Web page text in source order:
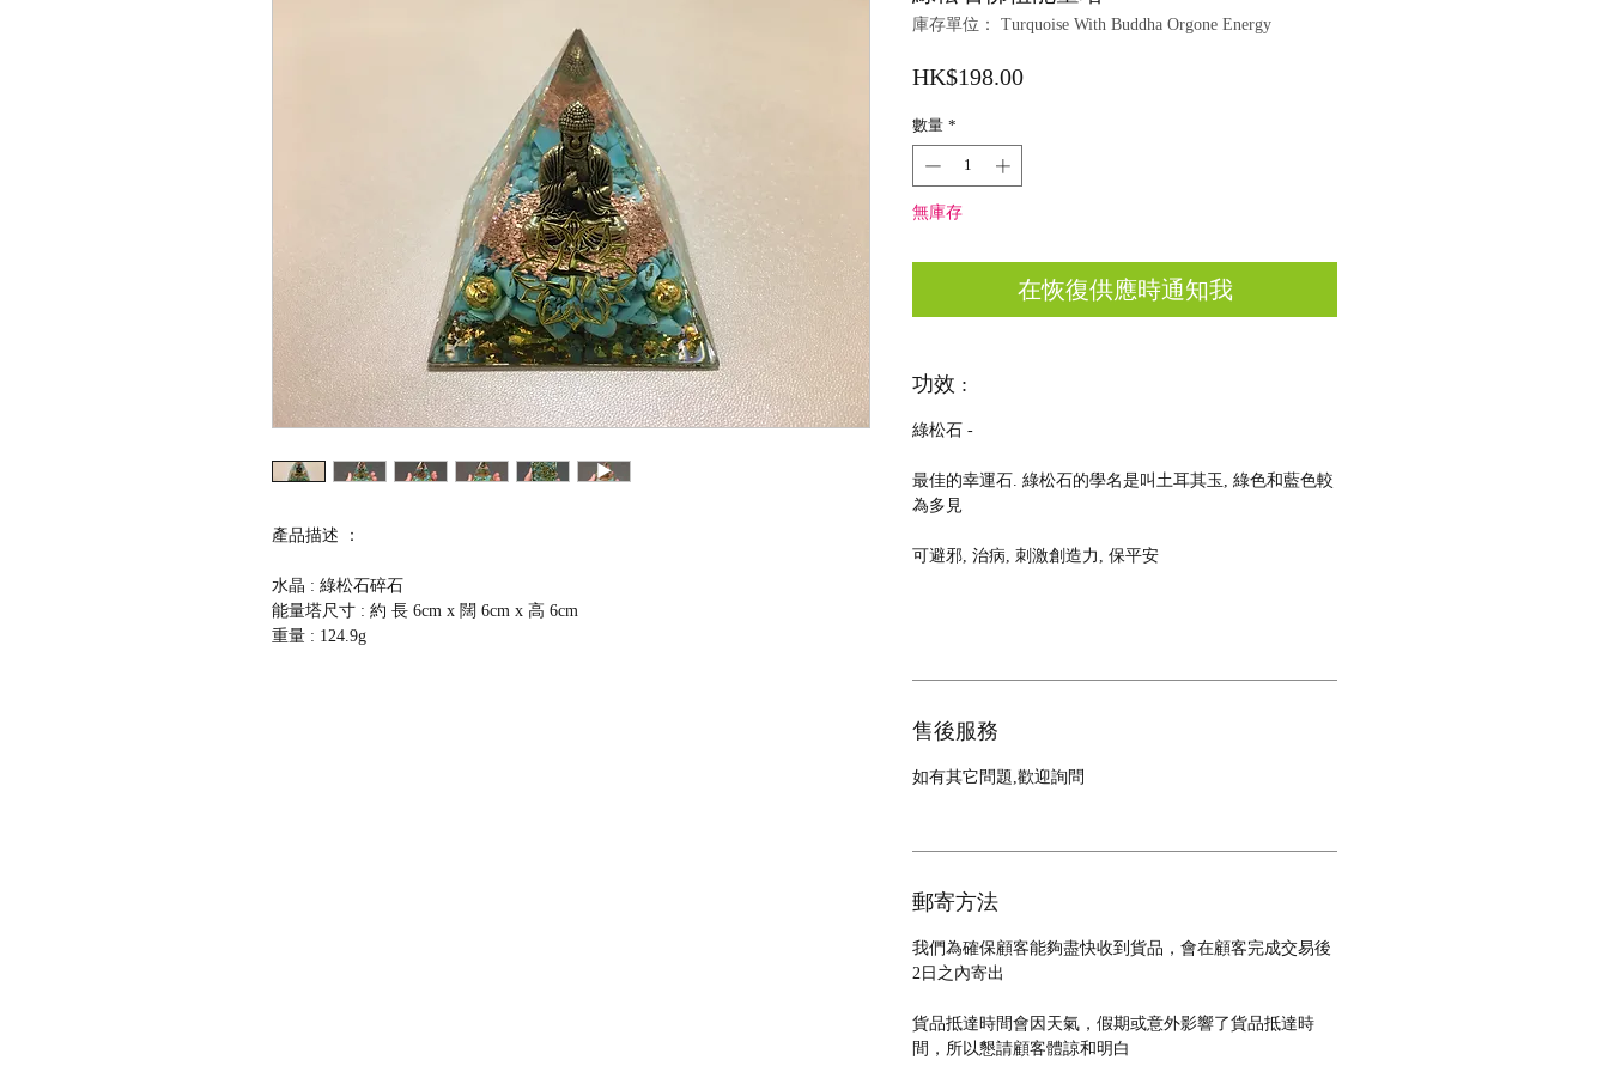
產品描述 ：
水晶 : 綠松石碎石
能量塔尺寸 : 約 長 6cm x 闊 6cm x 高 6cm
重量 : 124.9g
庫存單位： Turquoise With Buddha Orgone Energy
HK$198.00價
數量 *
無庫存
在恢復供應時通知我
功效 :
綠松石 -
最佳的幸運石. 綠松石的學名是叫土耳其玉, 綠色和藍色較
為多見
可避邪, 治病, 刺激創造力, 保平安
售後服務
如有其它問題,歡迎詢問
郵寄方法
我們為確保顧客能夠盡快收到貨品，會在顧客完成交易後
2日之內寄出
貨品抵達時間會因天氣，假期或意外影響了貨品抵達時
間，所以懇請顧客體諒和明白